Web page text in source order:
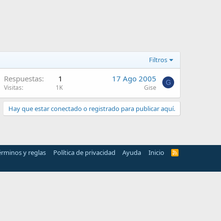
Filtros
Respuestas 1
Visitas 1K
17 Ago 2005
Gise
G
Hay que estar conectado o registrado para publicar aquí.
y reglas Política de privacidad Ayuda Inicio
R